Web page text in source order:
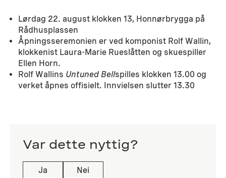
Lørdag 22. august klokken 13, Honnørbrygga på
Rådhusplassen
Åpningsseremonien er ved komponist Rolf Wallin,
klokkenist Laura-Marie Rueslåtten og skuespiller
Ellen Horn.
Rolf Wallins Untuned Bellspilles klokken 13.00 og
verket åpnes offisielt. Innvielsen slutter 13.30
Var dette nyttig?
Ja Nei